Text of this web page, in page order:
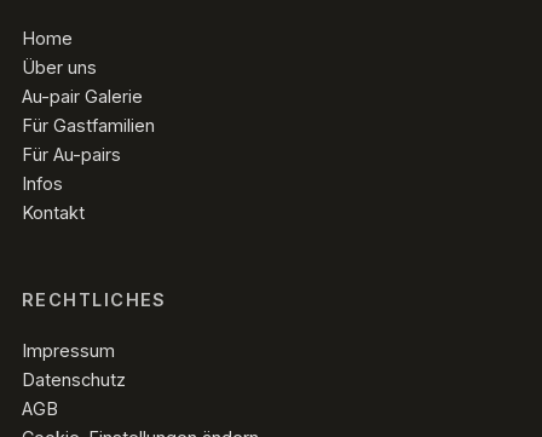
Home
Über uns
Au-pair Galerie
Für Gastfamilien
Für Au-pairs
Infos
Kontakt
RECHTLICHES
Impressum
Datenschutz
AGB